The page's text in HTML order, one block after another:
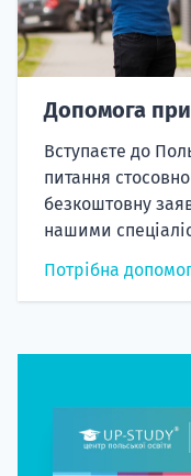
Допомога при
Вступаєте до
питання
безкоштовну
нашими
Потрібна